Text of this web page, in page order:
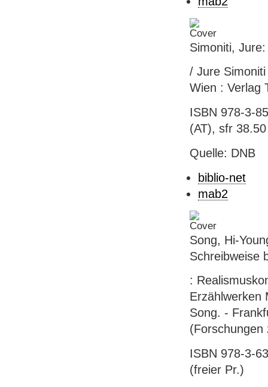
Simoniti,
/ Jure
Wien : Verlag
ISBN 978-3-
(AT), sfr
Quelle: DNB
biblio-net
mab2
Song, Hi-
Schreibweise
:
Erzählwerken
Song. -
ISBN 978-3-
(freier Pr.)